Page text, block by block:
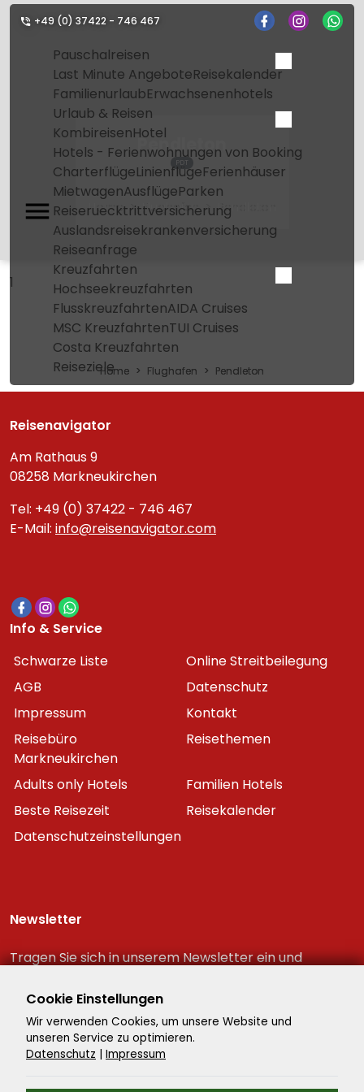
+49 (0) 37422 - 746 467
Pauschalreisen
Last Minute AngeboteReisekalender
FamilienurlaubErwachsenenhotels
Urlaub & Reisen
KombireisenHotel
Hotels - Ferienwohnungen von Booking
CharterflügeLinienflügeFerienhäuser
MietwagenAusflügeParken
Reiseruecktrittversicherung
Auslandsreisekrankenversicherung
Reiseanfrage
Kreuzfahrten
Hochseekreuzfahrten
FlusskreuzfahrtenAIDA Cruises
MSC KreuzfahrtenTUI Cruises
Costa Kreuzfahrten
Reiseziele
Pendleton
PDT
Home Flughafen Pendleton
1
Home Flughafen Pendleton
Reisenavigator
Am Rathaus 9
08258 Markneukirchen
Tel: +49 (0) 37422 - 746 467
E-Mail: info@reisenavigator.com
Info & Service
Schwarze Liste
Online Streitbeilegung
AGB
Datenschutz
Impressum
Kontakt
Reisebüro
Markneukirchen
Reisethemen
Adults only Hotels
Familien Hotels
Beste Reisezeit
Reisekalender
Datenschutzeinstellungen
Newsletter
Tragen Sie sich in unserem Newsletter ein und
Reiseschnäppchen!
Cookie Einstellungen
Wir verwenden Cookies, um unsere Website und
unseren Service zu optimieren.
Datenschutz | Impressum